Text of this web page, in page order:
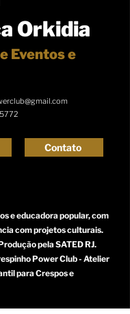
Orkidia
Eventos e
Contato
e educadora popular, com
com projetos culturais.
pela SATED RJ.
Power Club - Atelier
para Crespos e